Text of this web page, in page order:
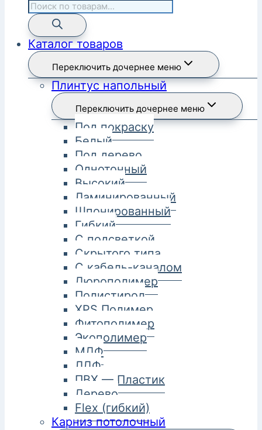
Каталог товаров
Переключить дочернее меню
Плинтус напольный
Переключить дочернее меню
Под покраску
Белый
Под дерево
Однотонный
Высокий
Ламинированный
Шпонированный
Гибкий
С подсветкой
Скрытого типа
С кабель-каналом
Дюрополимер
Полистирол
XPS Полимер
Фитополимер
Экополимер
МДФ
ЛДФ
ПВХ — Пластик
Дерево
Flex (гибкий)
Карниз потолочный